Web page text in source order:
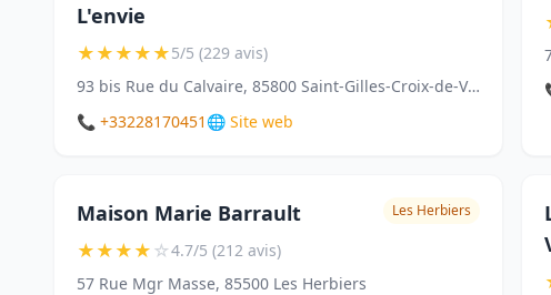
L'envie
★★★★★5/5 (229 avis)
93 bis Rue du Calvaire, 85800 Saint-Gilles-Croix-de-Vie
📞 +33228170451 🌐 Site web
Maison Marie Barrault Les Herbiers
★★★★☆4.7/5 (212 avis)
57 Rue Mgr Masse, 85500 Les Herbiers